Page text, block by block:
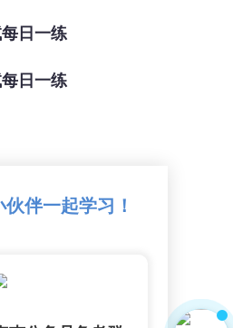
日一练
日一练
伴一起学习！